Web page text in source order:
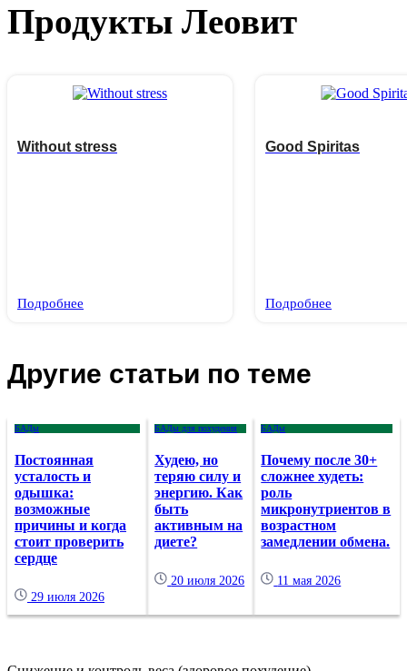
Продукты Леовит
Without stress
Подробнее
Good Spiritas
Подробнее
Другие статьи по теме
БАДы
Постоянная
усталость и
одышка:
возможные
причины и когда
стоит проверить
сердце
29 июля 2026
БАДы для похудения
Худею, но
теряю силу и
энергию. Как
быть
активным на
диете?
20 июля 2026
БАДы
Почему после 30+
сложнее худеть:
роль
микронутриентов в
возрастном
замедлении обмена.
11 мая 2026